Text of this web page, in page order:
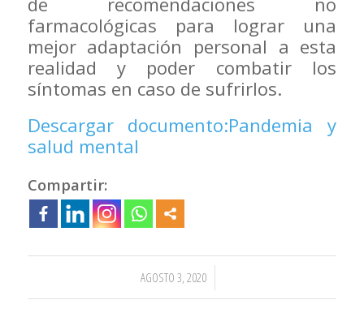
farmacológicas para lograr una
mejor adaptación personal a esta
realidad y poder combatir los
síntomas en caso de sufrirlos.
Descargar documento:Pandemia y
salud mental
Compartir:
AGOSTO 3, 2020
/